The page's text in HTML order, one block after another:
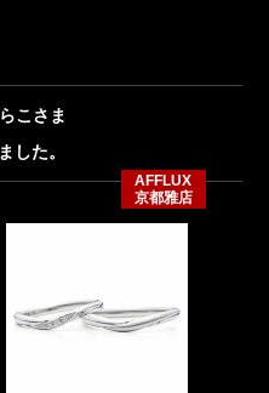
こさま
した。
AFFLUX
京都雅店